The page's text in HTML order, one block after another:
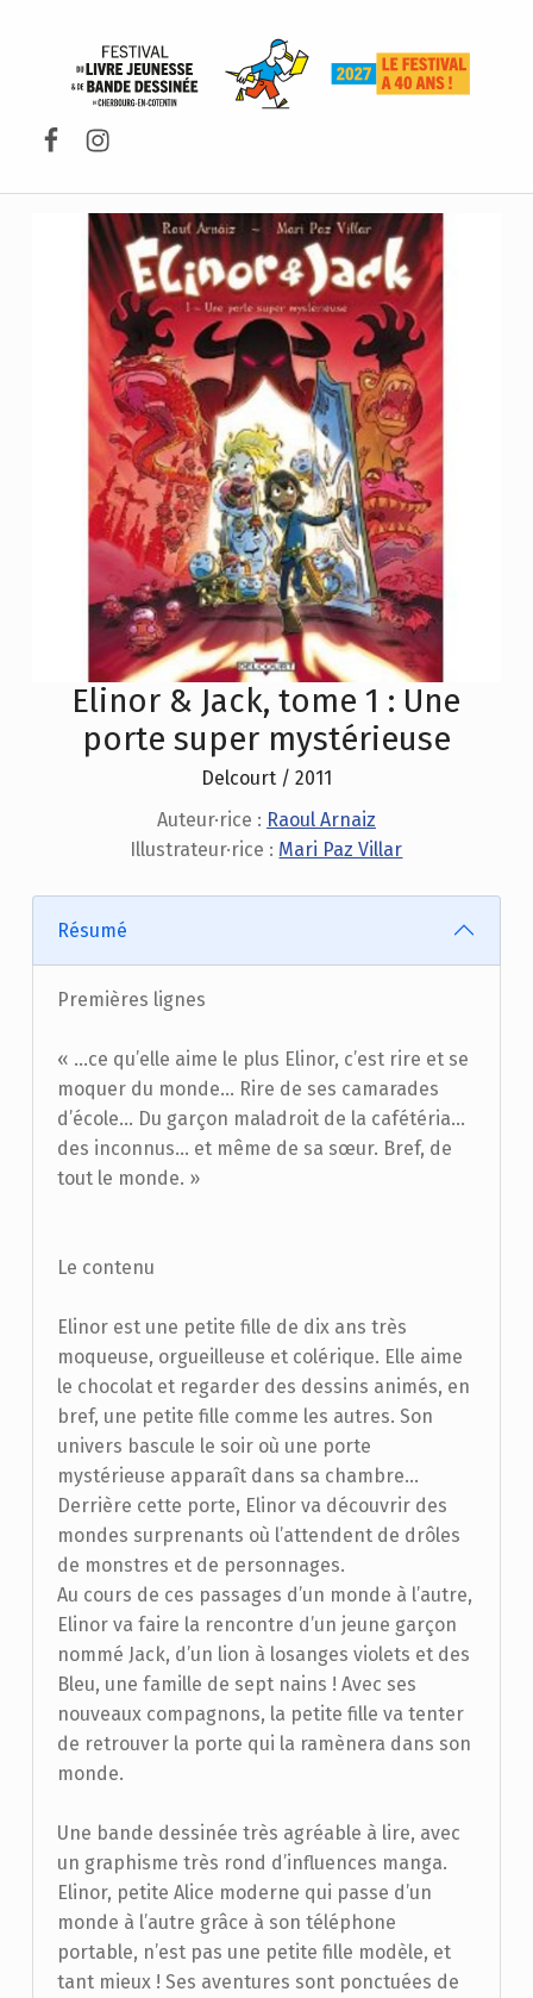
Facebook
Instagram
Elinor & Jack, tome 1 : Une
porte super mystérieuse
Delcourt / 2011
Auteur·rice : Raoul Arnaiz
Illustrateur·rice : Mari Paz Villar
Résumé
Premières lignes
« …ce qu’elle aime le plus Elinor, c’est rire et se
moquer du monde… Rire de ses camarades
d’école… Du garçon maladroit de la cafétéria…
des inconnus… et même de sa sœur. Bref, de
tout le monde. »
Le contenu
Elinor est une petite fille de dix ans très
moqueuse, orgueilleuse et colérique. Elle aime
le chocolat et regarder des dessins animés, en
bref, une petite fille comme les autres. Son
univers bascule le soir où une porte
mystérieuse apparaît dans sa chambre…
Derrière cette porte, Elinor va découvrir des
mondes surprenants où l’attendent de drôles
de monstres et de personnages.
Au cours de ces passages d’un monde à l’autre,
Elinor va faire la rencontre d’un jeune garçon
nommé Jack, d’un lion à losanges violets et des
Bleu, une famille de sept nains ! Avec ses
nouveaux compagnons, la petite fille va tenter
de retrouver la porte qui la ramènera dans son
monde.
Une bande dessinée très agréable à lire, avec
un graphisme très rond d’influences manga.
Elinor, petite Alice moderne qui passe d’un
monde à l’autre grâce à son téléphone
portable, n’est pas une petite fille modèle, et
tant mieux ! Ses aventures sont ponctuées de